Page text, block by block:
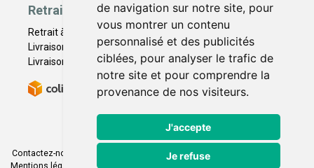
de navigation sur notre site, pour
vous montrer un contenu
personnalisé et des publicités
ciblées, pour analyser le trafic de
notre site et pour comprendre la
provenance de nos visiteurs.
J'accepte
Je refuse
Retrait - Livraison
Retrait à la pharmacie - Click & Collect
Livraison en Point Relais
Livraison à domicile
Contactez-nous | Déclarer un effet indésirable
Mentions légales
Conditions générales - CGV Données personnelles